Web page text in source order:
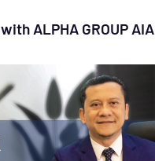
ALPHA GROUP AIA